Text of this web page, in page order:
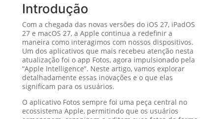
Introdução
Com a chegada das novas versões do iOS 27, iPadOS
27 e macOS 27, a Apple continua a redefinir a
maneira como interagimos com nossos dispositivos.
Um dos aplicativos que mais recebeu atenção nesta
atualização foi o app Fotos, agora impulsionado pela
“Apple Intelligence”. Neste artigo, vamos explorar
detalhadamente essas inovações e o que elas
significam para os usuários.
O aplicativo Fotos sempre foi uma peça central no
ecossistema Apple, permitindo que os usuários